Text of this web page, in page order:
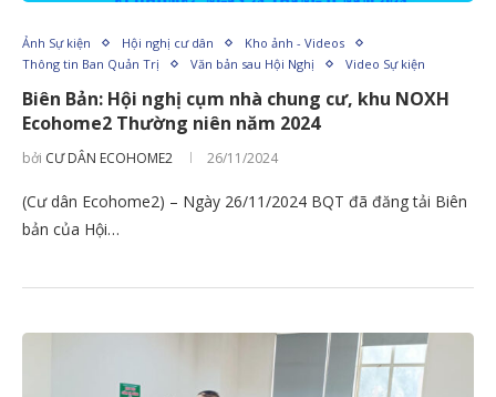
Ảnh Sự kiện Hội nghị cư dân
Kho ảnh - Videos
Thông tin Ban Quản Trị
Văn bản sau Hội Nghị Video Sự kiện
Biên Bản: Hội nghị cụm nhà chung cư, khu NOXH
Ecohome2 Thường niên năm 2024
bởi CƯ DÂN ECOHOME2 26/11/2024
(Cư dân Ecohome2) – Ngày 26/11/2024 BQT đã đăng tải Biên
bản của Hội…